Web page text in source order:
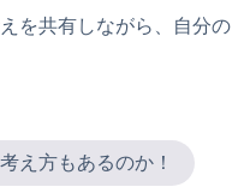
を共有しながら、自分の
え方もあるのか！